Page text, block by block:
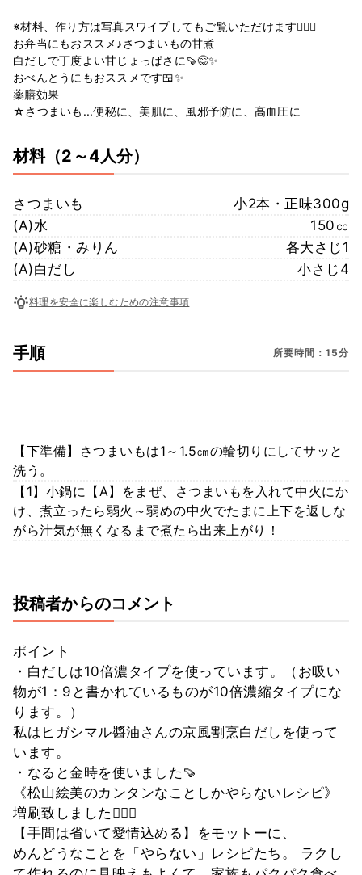
※材料、作り方は写真スワイプしてもご覧いただけます🙆🏻‍♀️
お弁当にもおススメ♪さつまいもの甘煮
白だしで丁度よい甘じょっぱさに🍠😋✨
おべんとうにもおススメです🍱✨
薬膳効果
☆さつまいも...便秘に、美肌に、風邪予防に、高血圧に
材料（2～4人分）
さつまいも
小2本・正味300g
(A)水
150㏄
(A)砂糖・みりん
各大さじ1
(A)白だし
小さじ4
料理を安全に楽しむための注意事項
手順 所要時間：15分
【下準備】さつまいもは1～1.5㎝の輪切りにしてサッと
洗う。
【1】小鍋に【A】をまぜ、さつまいもを入れて中火にか
け、煮立ったら弱火～弱めの中火でたまに上下を返しな
がら汁気が無くなるまで煮たら出来上がり！
投稿者からのコメント
ポイント
・白だしは10倍濃タイプを使っています。（お吸い
物が1：9と書かれているものが10倍濃縮タイプにな
ります。）
私はヒガシマル醬油さんの京風割烹白だしを使って
います。
・なると金時を使いました🍠
《松山絵美のカンタンなことしかやらないレシピ》
増刷致しました🙇‍♀️✨
【手間は省いて愛情込める】をモットーに、
めんどうなことを「やらない」レシピたち。 ラクし